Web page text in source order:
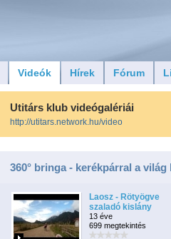
Videók Hírek Fórum
Utitárs klub videógalériái
http://utitars.network.hu/video
360° bringa - kerékpárral a világ
Laosz - Rötyögve
szaladó kislány
13 éve
699 megtekintés